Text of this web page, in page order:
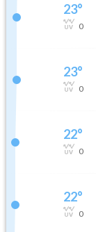
23°
0
23°
0
22°
0
22°
0